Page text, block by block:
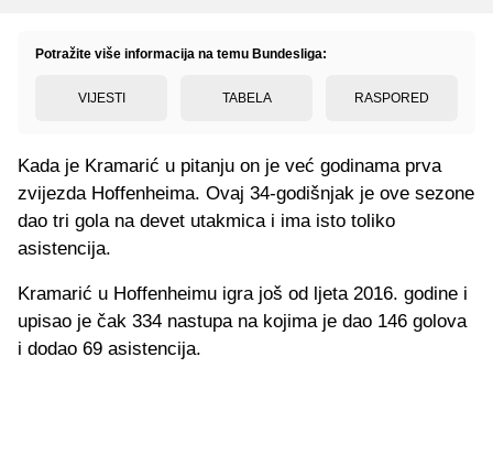
Potražite više informacija na temu Bundesliga:
VIJESTI TABELA RASPORED
Kada je Kramarić u pitanju on je već godinama prva
zvijezda Hoffenheima. Ovaj 34-godišnjak je ove sezone
dao tri gola na devet utakmica i ima isto toliko
asistencija.
Kramarić u Hoffenheimu igra još od ljeta 2016. godine i
upisao je čak 334 nastupa na kojima je dao 146 golova
i dodao 69 asistencija.